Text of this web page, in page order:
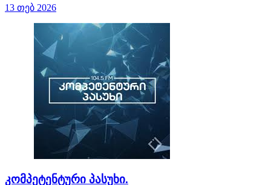
13 თებ 2026
კომპეტენტური პასუხი.